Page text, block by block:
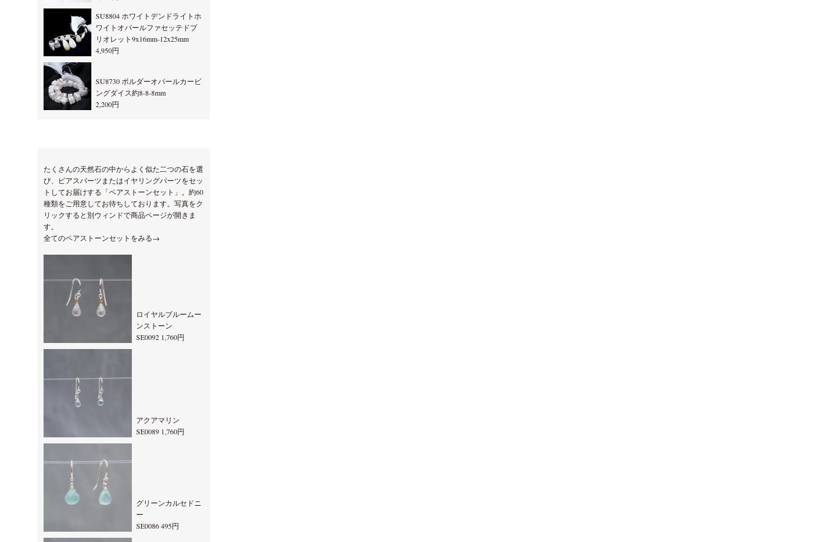
SU8804 ホワイトデンドライトホ
ワイトオパールファセッテドブ
リオレット9x16mm-12x25mm
4,950円
SU8730 ボルダーオパールカービ
ングダイス約8-8-8mm
2,200円
たくさんの天然石の中からよく似た二つの石を選
び、ピアスパーツまたはイヤリングパーツをセッ
トしてお届けする「ペアストーンセット」。約60
種類をご用意してお待ちしております。写真をク
リックすると別ウィンドで商品ページが開きま
す。
全てのペアストーンセットをみる→
ロイヤルブルームー
ンストーン
SE0092 1,760円
アクアマリン
SE0089 1,760円
グリーンカルセドニ
ー
SE0086 495円